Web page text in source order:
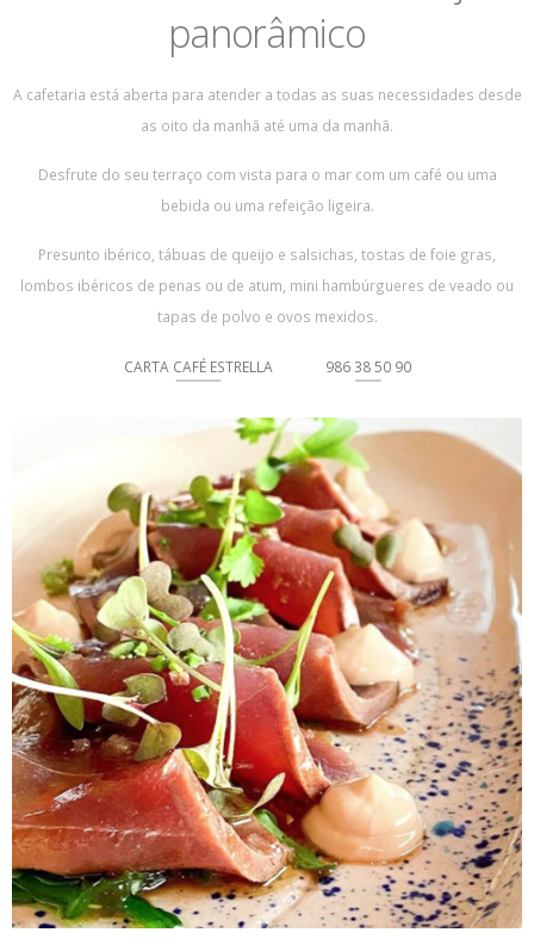
panorâmico
A cafetaria está aberta para atender a todas as suas necessidades desde
as oito da manhã até uma da manhã.
Desfrute do seu terraço com vista para o mar com um café ou uma
bebida ou uma refeição ligeira.
Presunto ibérico, tábuas de queijo e salsichas, tostas de foie gras,
lombos ibéricos de penas ou de atum, mini hambúrgueres de veado ou
tapas de polvo e ovos mexidos.
CARTA CAFÉ ESTRELLA 986 38 50 90